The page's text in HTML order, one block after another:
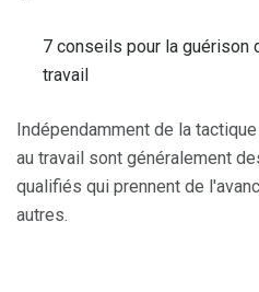
7 conseils pour la guérison
travail
Indépendamment de la
au travail sont généralement
qualifiés qui prennent de
autres.